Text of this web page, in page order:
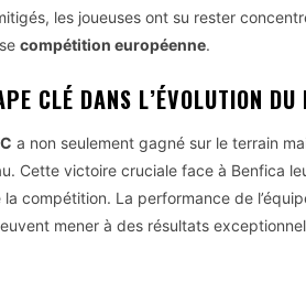
les joueuses ont su rester
compétition européenne.
CLÉ DANS L’ÉVOLUTION
a non seulement gagné sur le terrain
Cette victoire cruciale face à Benfica
la compétition. La performance de
mener à des résultats